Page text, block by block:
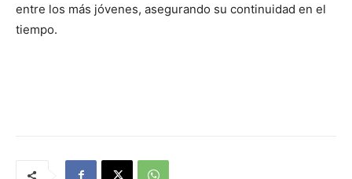
entre los más jóvenes, asegurando su continuidad en el
tiempo.